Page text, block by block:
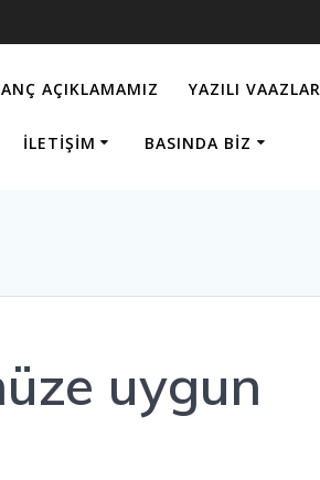
AÇIKLAMAMIZ YAZILI VAAZLAR
İLETIŞIM BASINDA BIZ
uygun